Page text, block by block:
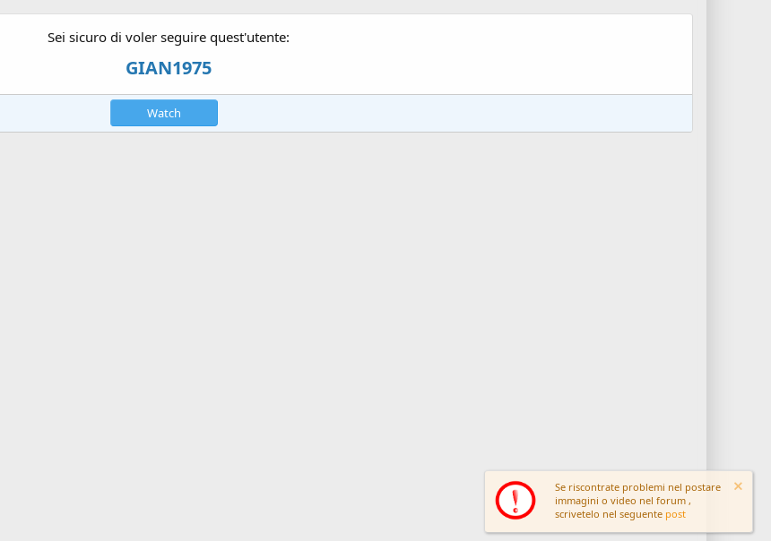
Sei sicuro di voler seguire quest'utente:
GIAN1975
Watch
Se riscontrate problemi nel postare
immagini o video nel forum ,
scrivetelo nel seguente post